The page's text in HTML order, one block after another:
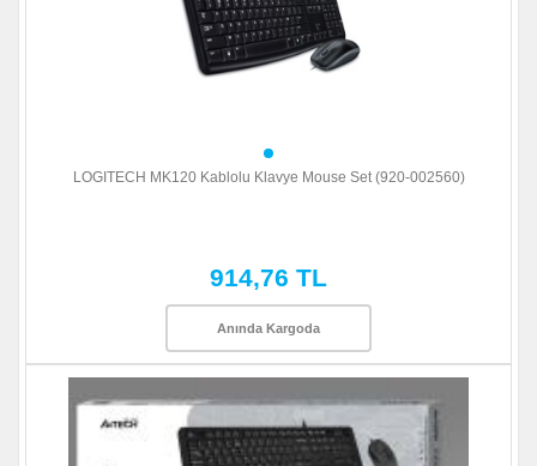
LOGITECH MK120 Kablolu Klavye Mouse Set (920-002560)
914,76 TL
Anında Kargoda